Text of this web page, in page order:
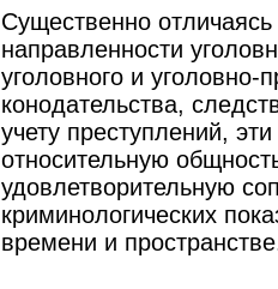
Су­щественно отличаясь
направленности
уголовного и уголовно-
конодательства,
учету преступ­лений,
относительную
удовлетворительную
криминологических
времени и